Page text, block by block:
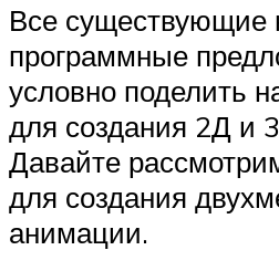
Все существующие
программные
условно поделить
для создания 2Д и
Давайте
для создания
анимации.